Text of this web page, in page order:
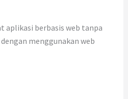
aplikasi berbasis web tanpa
menggunakan web